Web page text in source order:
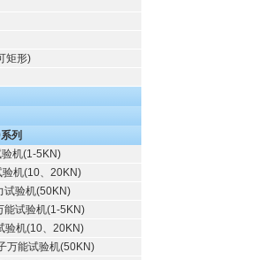
矩形)
列
机(1-5KN)
验机(10、20KN)
试验机(50KN)
能试验机(1-5KN)
验机(10、20KN)
万能试验机(50KN)